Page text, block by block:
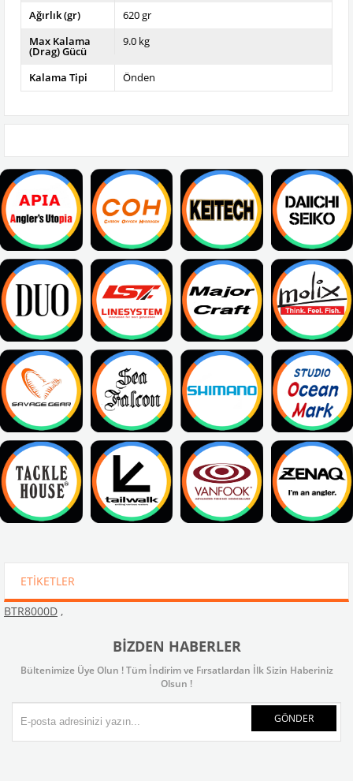
Ağırlık (gr)
620 gr
Max Kalama
(Drag) Gücü
9.0 kg
Kalama Tipi Önden
ETIKETLER
BTR8000D ,
BIZDEN HABERLER
Bültenimize Üye Olun ! Tüm İndirim ve Fırsatlardan İlk Sizin Haberiniz
Olsun !
GÖNDER